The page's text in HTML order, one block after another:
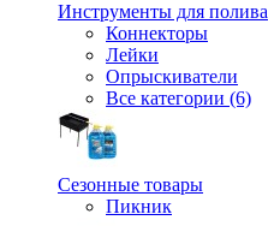
Инструменты для полива
Коннекторы
Лейки
Опрыскиватели
Все категории (6)
Сезонные товары
Пикник